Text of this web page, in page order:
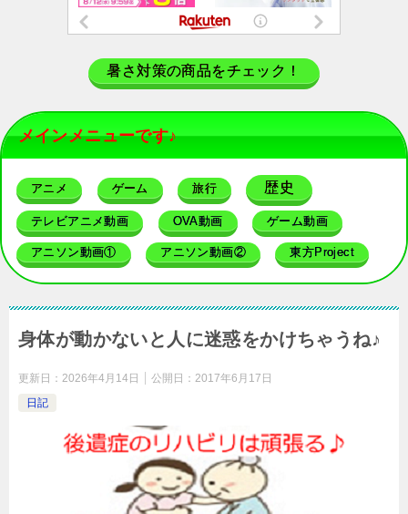
暑さ対策の商品をチェック！
メインメニューです♪
アニメ ゲーム 旅行 歴史
テレビアニメ動画 OVA動画 ゲーム動画
アニソン動画① アニソン動画② 東方Project
身体が動かないと人に迷惑をかけちゃうね♪
更新日： 2026年4月14日 公開日： 2017年6月17日
日記